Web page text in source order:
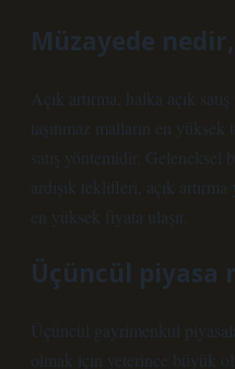
Müzayede nedir,
Açık artırma, halka açık
taşınmaz malların en yüksek
satış yöntemidir. Geleneksel
ardışık teklifleri, açık
en yüksek fiyata ulaşır.
Üçüncül piyasa
Üçüncül gayrimenkul
olmak için yeterince büyük